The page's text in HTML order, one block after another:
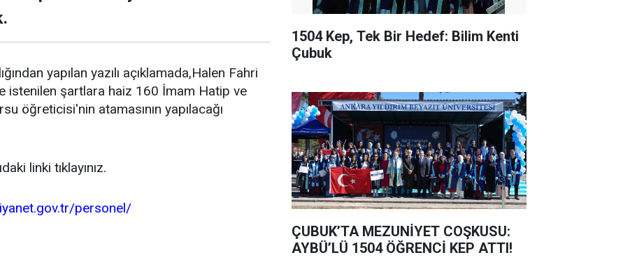
yapılan yazılı açıklamada,Halen Fahri
istenilen şartlara haiz 160 İmam Hatip ve
öğreticisi'nin atamasının yapılacağı
linki tıklayınız.
personel/
1504 Kep, Tek Bir Hedef: Bilim Kenti
Çubuk
ÇUBUK’TA MEZUNİYET COŞKUSU:
AYBÜ’LÜ 1504 ÖĞRENCİ KEP ATTI!